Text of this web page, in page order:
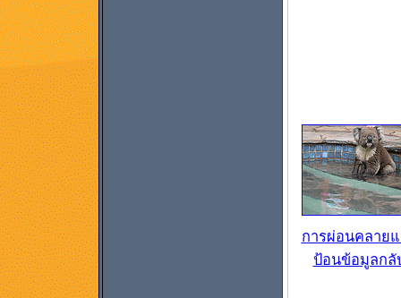
การผ่อนคลาย
ป้อนข้อมูลกลั